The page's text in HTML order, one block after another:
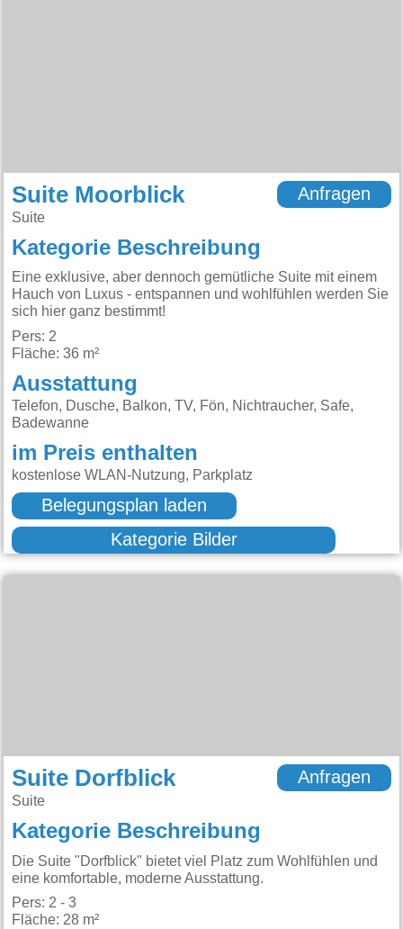
Suite Moorblick
Suite
Anfragen
Kategorie Beschreibung
Eine exklusive, aber dennoch gemütliche Suite mit einem
Hauch von Luxus - entspannen und wohlfühlen werden Sie
sich hier ganz bestimmt!
Pers: 2
Fläche: 36 m²
Ausstattung
Telefon, Dusche, Balkon, TV, Fön, Nichtraucher, Safe,
Badewanne
im Preis enthalten
kostenlose WLAN-Nutzung, Parkplatz
Belegungsplan laden
Kategorie Bilder
Suite Dorfblick
Suite
Anfragen
Kategorie Beschreibung
Die Suite "Dorfblick" bietet viel Platz zum Wohlfühlen und
eine komfortable, moderne Ausstattung.
Pers: 2 - 3
Fläche: 28 m²